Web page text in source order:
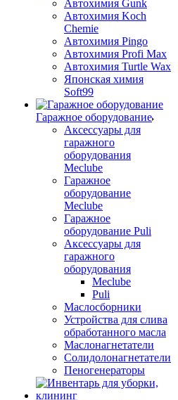
Автохимия Gunk
Автохимия Koch
Chemie
Автохимия Pingo
Автохимия Profi Max
Автохимия Turtle Wax
Японская химия
Soft99
Гаражное оборудование
Аксессуары для
гаражного
оборудования
Meclube
Гаражное
оборудование
Meclube
Гаражное
оборудование Puli
Аксессуары для
гаражного
оборудования
Meclube
Puli
Маслосборники
Устройства для слива
обработанного масла
Маслонагнетатели
Солидолонагнетатели
Пеногенераторы